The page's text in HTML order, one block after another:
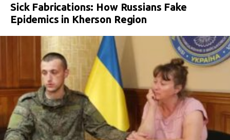
Sick Fabrications: How Russians Fake
Epidemics in Kherson Region